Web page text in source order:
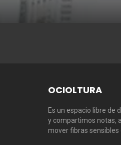
OCIOLTURA
Es un espacio libre de
y compartimos notas,
mover fibras sensibles